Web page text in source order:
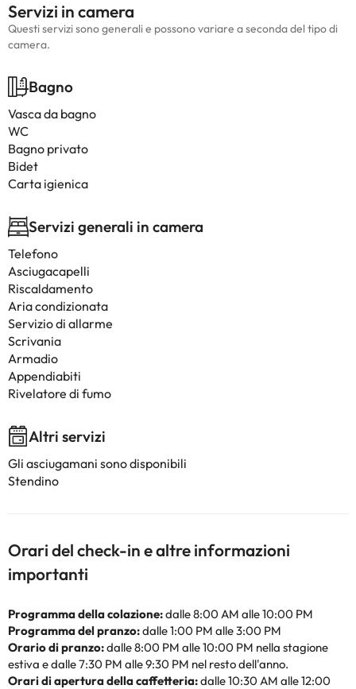
Servizi in camera
Questi servizi sono generali e possono variare a seconda del tipo di
camera.
Bagno
Vasca da bagno
WC
Bagno privato
Bidet
Carta igienica
Servizi generali in camera
Telefono
Asciugacapelli
Riscaldamento
Aria condizionata
Servizio di allarme
Scrivania
Armadio
Appendiabiti
Rivelatore di fumo
Altri servizi
Gli asciugamani sono disponibili
Stendino
Orari del check-in e altre informazioni
importanti
Programma della colazione:dalle 8:00 AM alle 10:00 PM
Programma del pranzo:dalle 1:00 PM alle 3:00 PM
Orario di pranzo:dalle 8:00 PM alle 10:00 PM nella stagione
estiva e dalle 7:30 PM alle 9:30 PM nel resto dell'anno.
Orari di apertura della caffetteria:dalle 10:30 AM alle 12:00